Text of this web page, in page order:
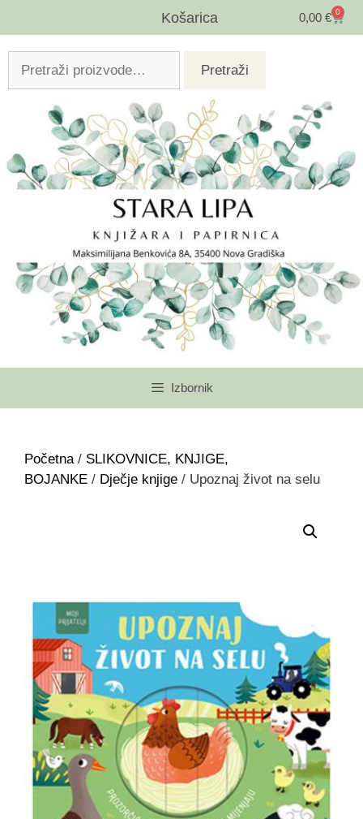
Košarica 0,00 € 0
Pretraži
Izbornik
Početna/ SLIKOVNICE, KNJIGE,
BOJANKE / Dječje knjige / Upoznaj život na selu